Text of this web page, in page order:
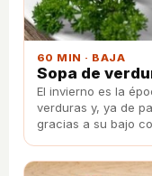
60 MIN · BAJA
Sopa de
El invierno es la
verduras y, ya de
gracias a su bajo